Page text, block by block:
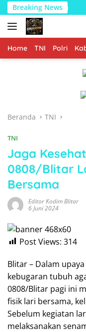
Langsung
ke
konten
Breaking News
Kodim 0808/
Home TNI Polri
Beranda TNI
TNI
Jaga
0808/Blitar
Bersama
Editor Kodim Blitar
6 Juni 2024
Post Views: 314
Blitar – Dalam
kebugaran tubuh
0808/Blitar pagi ini
fisik lari bersama,
Sebelum kegiatan
melaksanakan